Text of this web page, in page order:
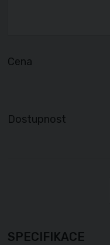
Cena
Dostupnost
SPECIFIKACE